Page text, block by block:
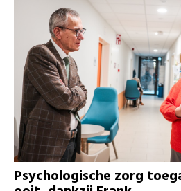
Psychologische zorg